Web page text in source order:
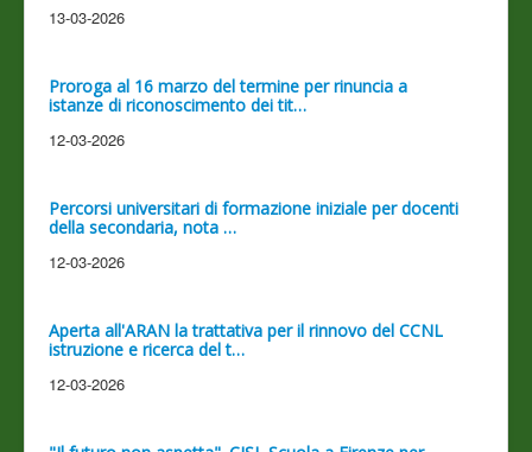
13-03-2026
Proroga al 16 marzo del termine per rinuncia a
istanze di riconoscimento dei tit…
12-03-2026
Percorsi universitari di formazione iniziale per docenti
della secondaria, nota …
12-03-2026
Aperta all'ARAN la trattativa per il rinnovo del CCNL
istruzione e ricerca del t…
12-03-2026